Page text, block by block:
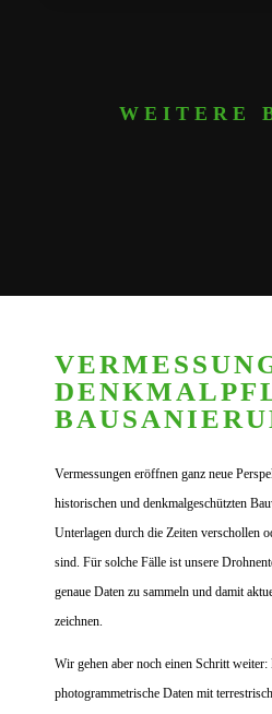
WEITERE
Vermessungen eröffnen ganz neue
historischen und denkmalgeschützten
Unterlagen durch die Zeiten verschollen
sind. Für solche Fälle ist unsere
genaue Daten zu sammeln und damit
zeichnen.
Wir gehen aber noch einen Schritt
photogrammetrische Daten mit